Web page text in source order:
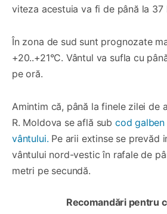
viteza acestuia va fi de până la
În zona de sud sunt prognozate
+20..+21°C. Vântul va sufla cu
pe oră.
Amintim că, până la finele zilei de
R. Moldova se află sub cod
vântului. Pe arii extinse se prevăd
vântului nord-vestic în rafale de
metri pe secundă.
Recomandări pentru